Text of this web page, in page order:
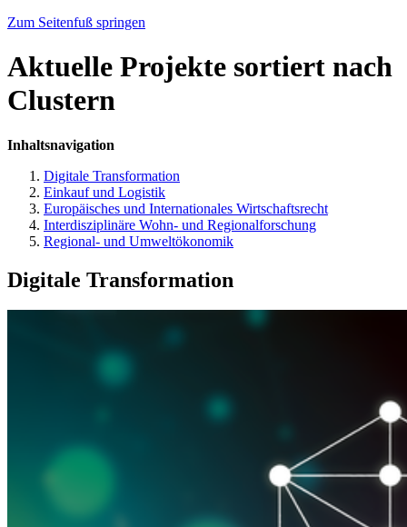
Zum Seitenfuß springen
Aktuelle Projekte sortiert nach
Clustern
Inhaltsnavigation
Digitale Transformation
Einkauf und Logistik
Europäisches und Internationales Wirtschaftsrecht
Interdisziplinäre Wohn- und Regionalforschung
Regional- und Umweltökonomik
Digitale Transformation